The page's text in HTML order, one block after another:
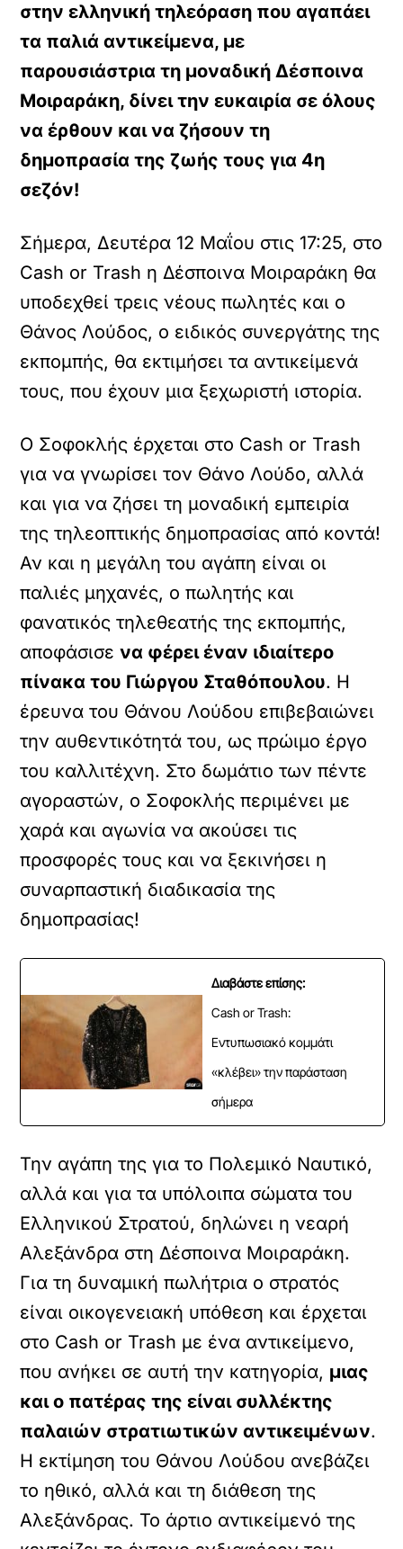
στην ελληνική τηλεόραση που αγαπάει
τα παλιά αντικείμενα, με
παρουσιάστρια τη μοναδική Δέσποινα
Μοιραράκη, δίνει την ευκαιρία σε όλους
να έρθουν και να ζήσουν τη
δημοπρασία της ζωής τους για 4η
σεζόν!
Σήμερα, Δευτέρα 12 Μαΐου στις 17:25, στο
Cash or Trash η Δέσποινα Μοιραράκη θα
υποδεχθεί τρεις νέους πωλητές και ο
Θάνος Λούδος, ο ειδικός συνεργάτης της
εκπομπής, θα εκτιμήσει τα αντικείμενά
τους, που έχουν μια ξεχωριστή ιστορία.
Ο Σοφοκλής έρχεται στο Cash or Trash
για να γνωρίσει τον Θάνο Λούδο, αλλά
και για να ζήσει τη μοναδική εμπειρία
της τηλεοπτικής δημοπρασίας από κοντά!
Αν και η μεγάλη του αγάπη είναι οι
παλιές μηχανές, ο πωλητής και
φανατικός τηλεθεατής της εκπομπής,
αποφάσισενα φέρει έναν ιδιαίτερο
πίνακα του Γιώργου Σταθόπουλου. Η
έρευνα του Θάνου Λούδου επιβεβαιώνει
την αυθεντικότητά του, ως πρώιμο έργο
του καλλιτέχνη. Στο δωμάτιο των πέντε
αγοραστών, ο Σοφοκλής περιμένει με
χαρά και αγωνία να ακούσει τις
προσφορές τους και να ξεκινήσει η
συναρπαστική διαδικασία της
δημοπρασίας!
Διαβάστε επίσης:
Cash or Trash:
Εντυπωσιακό κομμάτι
«κλέβει» την παράσταση
σήμερα
Την αγάπη της για το Πολεμικό Ναυτικό,
αλλά και για τα υπόλοιπα σώματα του
Ελληνικού Στρατού, δηλώνει η νεαρή
Αλεξάνδρα στη Δέσποινα Μοιραράκη.
Για τη δυναμική πωλήτρια ο στρατός
είναι οικογενειακή υπόθεση και έρχεται
στο Cash or Trash με ένα αντικείμενο,
που ανήκει σε αυτή την κατηγορία, μιας
και ο πατέρας της είναι συλλέκτης
παλαιών στρατιωτικών αντικειμένων.
Η εκτίμηση του Θάνου Λούδου ανεβάζει
το ηθικό, αλλά και τη διάθεση της
Αλεξάνδρας. Το άρτιο αντικείμενό της